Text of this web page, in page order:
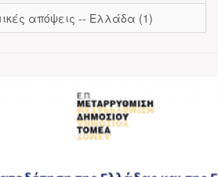
απόψεις -- Ελλάδα (1)